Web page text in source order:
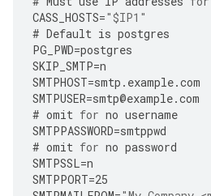
CASS_HOSTS="$IP1"
# Default is postgres
PG_PWD=postgres
SKIP_SMTP=n
SMTPHOST=smtp . example.com
SMTPUSER=smtp@example.com
# omit for no username
SMTPPASSWORD=smtppwd
# omit for no password
SMTPSSL=n
SMTPPORT=25